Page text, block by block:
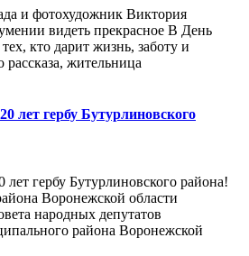
и фотохудожник Виктория
видеть прекрасное В День
кто дарит жизнь, заботу и
жительница
лет гербу Бутурлиновского
гербу Бутурлиновского района!
Воронежской области
народных депутатов
района Воронежской